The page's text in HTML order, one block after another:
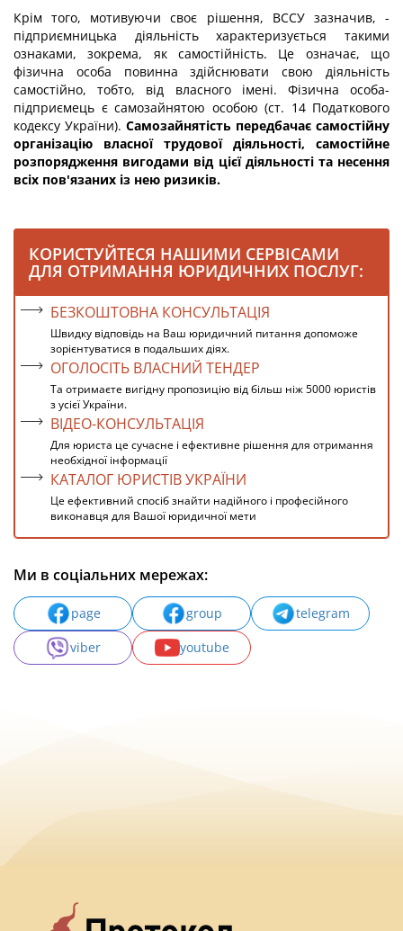
Крім того, мотивуючи своє рішення, ВССУ зазначив, -
підприємницька діяльність характеризується такими
ознаками, зокрема, як самостійність. Це означає, що
фізична особа повинна здійснювати свою діяльність
самостійно, тобто, від власного імені. Фізична особа-
підприємець є самозайнятою особою (ст. 14 Податкового
кодексу України). Самозайнятість передбачає самостійну
організацію власної трудової діяльності, самостійне
розпорядження вигодами від цієї діяльності та несення
всіх пов'язаних із нею ризиків.
КОРИСТУЙТЕСЯ НАШИМИ СЕРВІСАМИ
ДЛЯ ОТРИМАННЯ ЮРИДИЧНИХ ПОСЛУГ:
БЕЗКОШТОВНА КОНСУЛЬТАЦІЯ
Швидку відповідь на Ваш юридичний питання допоможе
зорієнтуватися в подальших діях.
ОГОЛОСІТЬ ВЛАСНИЙ ТЕНДЕР
Та отримаєте вигідну пропозицію від більш ніж 5000 юристів
з усієї України.
ВІДЕО-КОНСУЛЬТАЦІЯ
Для юриста це сучасне і ефективне рішення для отримання
необхідної інформації
КАТАЛОГ ЮРИСТІВ УКРАЇНИ
Це ефективний спосіб знайти надійного і професійного
виконавця для Вашої юридичної мети
Ми в соціальних мережах:
page group
telegram
viber
youtube